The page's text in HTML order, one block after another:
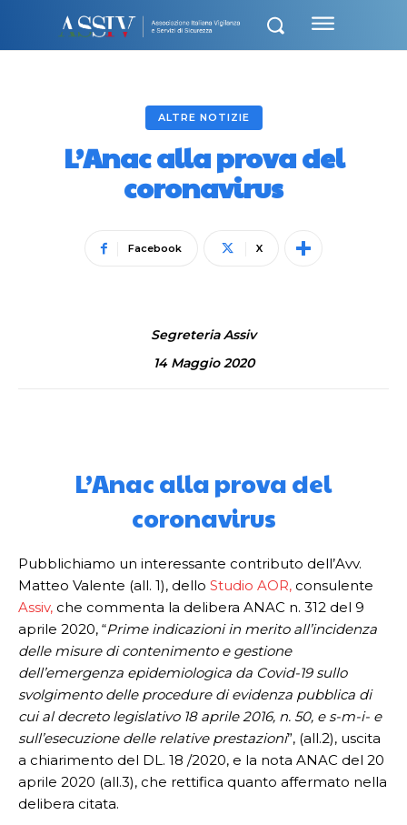
ALTRE NOTIZIE
L’Anac alla prova del
coronavirus
Facebook X
Segreteria Assiv
14 Maggio 2020
L’Anac alla prova del
coronavirus
Pubblichiamo un interessante contributo dell’Avv.
Matteo Valente (all. 1), dello Studio AOR, consulente
Assiv, che commenta la delibera ANAC n. 312 del 9
aprile 2020, “Prime indicazioni in merito all’incidenza
delle misure di contenimento e gestione
dell’emergenza epidemiologica da Covid-19 sullo
svolgimento delle procedure di evidenza pubblica di
cui al decreto legislativo 18 aprile 2016, n. 50, e s-m-i- e
sull’esecuzione delle relative prestazioni”, (all.2), uscita
a chiarimento del DL. 18 /2020, e la nota ANAC del 20
aprile 2020 (all.3), che rettifica quanto affermato nella
delibera citata.